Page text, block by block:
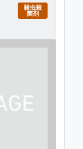
殺虫殺
菌剤